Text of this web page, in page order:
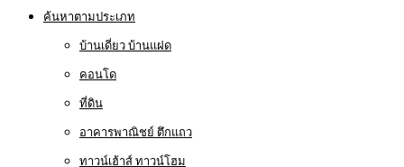
ค้นหาตามประเภท
บ้านเดี่ยว บ้านแฝด
คอนโด
ที่ดิน
อาคารพาณิชย์ ตึกแถว
ทาวน์เฮ้าส์ ทาวน์โฮม